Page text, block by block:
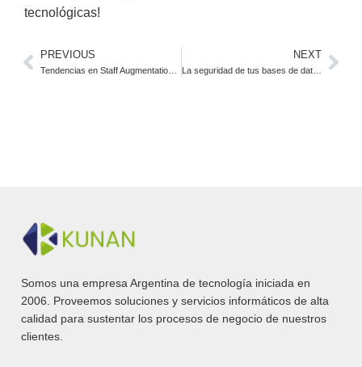
tecnológicas!
PREVIOUS NEXT
La seguridad de tus bases de datos: el pilar fundamental para el crecimiento de tu empresa
Somos una empresa Argentina de tecnología iniciada en
2006. Proveemos soluciones y servicios informáticos de alta
calidad para sustentar los procesos de negocio de nuestros
clientes.